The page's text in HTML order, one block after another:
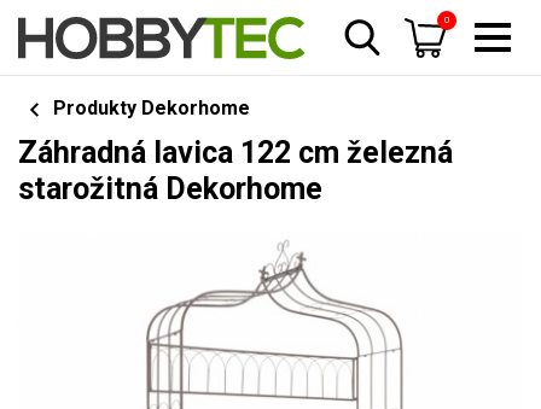
0
Produkty Dekorhome
Záhradná lavica 122 cm železná
starožitná Dekorhome